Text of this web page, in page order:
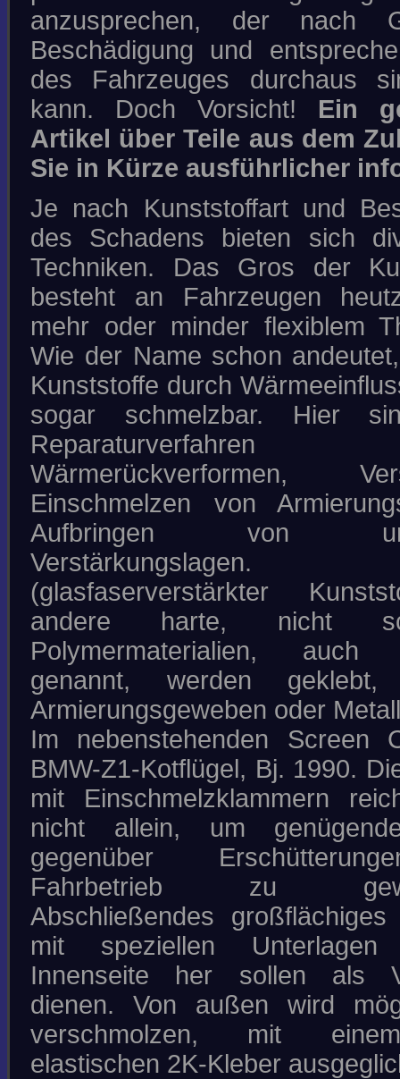
anzusprechen, der nach
Beschädigung und
des Fahrzeuges durchaus
kann. Doch Vorsicht! Ein
Artikel über Teile aus dem
Sie in Kürze ausführlicher
Je nach Kunststoffart und
des Schadens bieten sich
Techniken. Das Gros der
besteht an Fahrzeugen
mehr oder minder flexiblem
Wie der Name schon
Kunststoffe durch
sogar schmelzbar. Hier
Reparaturverfahren
Wärmerückverformen,
Einschmelzen von
Aufbringen von
(glasfaserverstärkter
andere harte, nicht
Polymermaterialien, auch
genannt, werden
Armierungsgeweben oder
Im nebenstehenden Screen
BMW-Z1-Kotflügel, Bj. 1990.
mit Einschmelzklammern
nicht allein, um
gegenüber
Fahrbetrieb zu
Abschließendes großflächiges
mit speziellen
Innenseite her sollen als
dienen. Von außen wird
verschmolzen, mit
elastischen 2K-Kleber